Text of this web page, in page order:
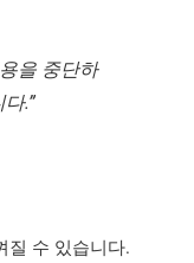
을 중단하
.”
질 수 있습니다.